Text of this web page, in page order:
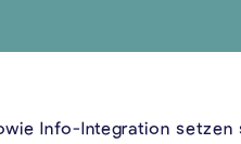
Info-Integration